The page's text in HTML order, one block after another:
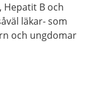
B och
läkar- som
och ungdomar